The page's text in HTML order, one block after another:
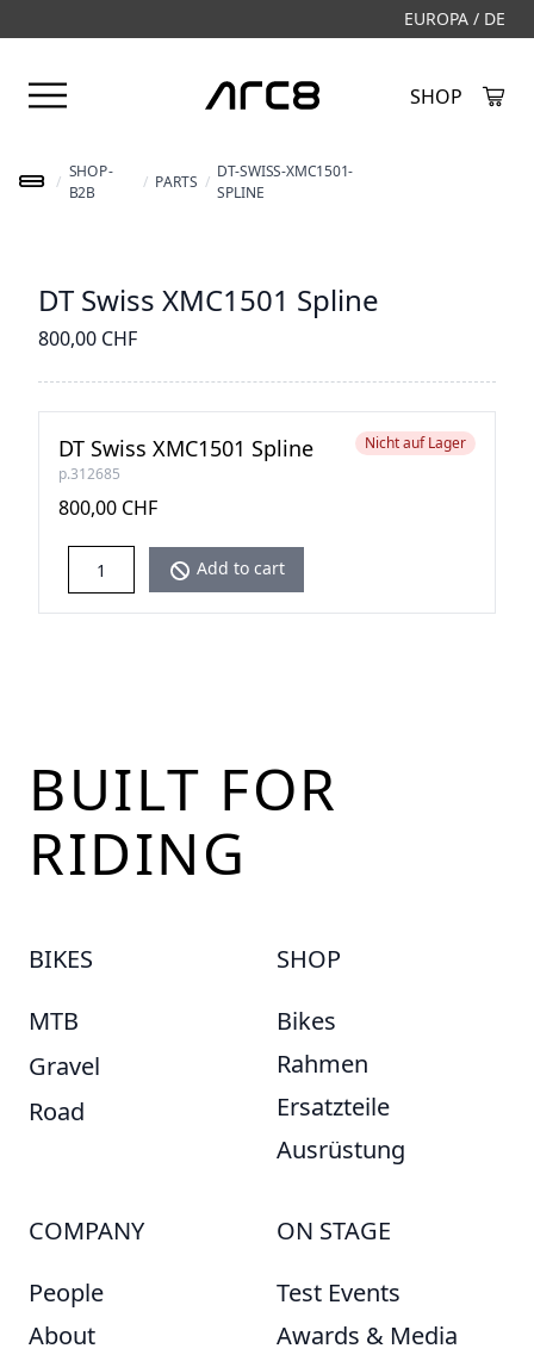
EUROPA / DE
Menü öffnen SHOP
/
SHOP-
B2B
/ PARTS /
DT-SWISS-XMC1501-
SPLINE
DT Swiss XMC1501 Spline
800,00 CHF
DT Swiss XMC1501 Spline
p.312685
Nicht auf Lager
800,00 CHF
Add to cart
BUILT FOR
RIDING
BIKES
MTB
Gravel
Road
SHOP
Bikes
Rahmen
Ersatzteile
Ausrüstung
COMPANY
People
About
ON STAGE
Test Events
Awards & Media